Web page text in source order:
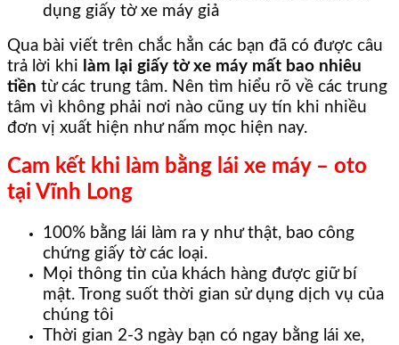
dụng giấy tờ xe máy giả
Qua bài viết trên chắc hẳn các bạn đã có được câu
trả lời khi làm lại giấy tờ xe máy mất bao nhiêu
tiền từ các trung tâm. Nên tìm hiểu rõ về các trung
tâm vì không phải nơi nào cũng uy tín khi nhiều
đơn vị xuất hiện như nấm mọc hiện nay.
Cam kết khi làm bằng lái xe máy – oto
tại Vĩnh Long
100% bằng lái làm ra y như thật, bao công
chứng giấy tờ các loại.
Mọi thông tin của khách hàng được giữ bí
mật. Trong suốt thời gian sử dụng dịch vụ của
chúng tôi
Thời gian 2-3 ngày bạn có ngay bằng lái xe,